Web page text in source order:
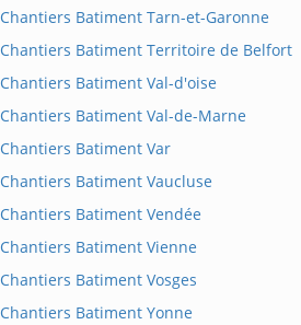
Chantiers Batiment Tarn-et-Garonne
Chantiers Batiment Territoire de Belfort
Chantiers Batiment Val-d'oise
Chantiers Batiment Val-de-Marne
Chantiers Batiment Var
Chantiers Batiment Vaucluse
Chantiers Batiment Vendée
Chantiers Batiment Vienne
Chantiers Batiment Vosges
Chantiers Batiment Yonne